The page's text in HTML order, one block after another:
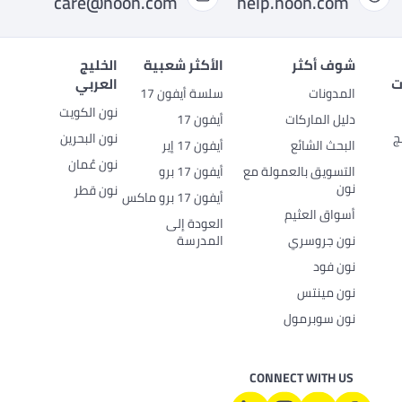
شوف أكثر
المدونات
دليل الماركات
البحث الشائع
التسويق بالعمولة مع
نون
أسواق العثيم
نون جروسري
نون فود
نون مينتس
نون سوبرمول
الأكثر شعبية
سلسة أيفون 17
أيفون 17
أيفون 17 إير
أيفون 17 برو
أيفون 17 برو ماكس
العودة إلى
المدرسة
الخليج
العربي
نون الكويت
نون البحرين
نون عُمان
نون قطر
CONNECT WITH US